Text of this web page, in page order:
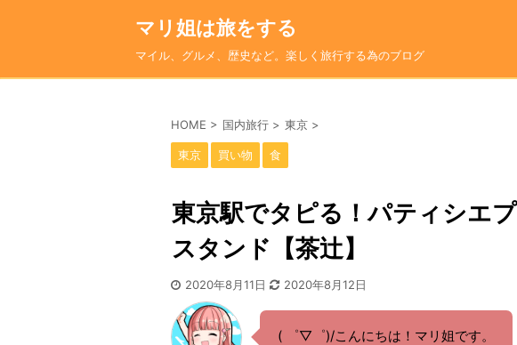
マリ姐は旅をする
マイル、グルメ、歴史など。楽しく旅行する為のブログ
HOME > 国内旅行 > 東京 >
東京 買い物 食
東京駅でタピる！パティシエ
スタンド【茶辻】
2020年8月11日 2020年8月12日
( ゜▽゜)/こんにちは！マリ姐です。